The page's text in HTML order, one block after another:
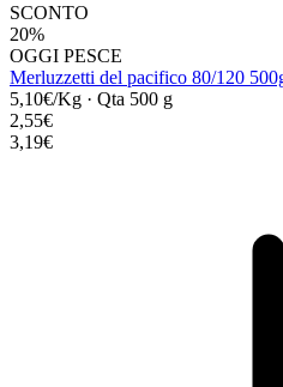
SCONTO
20%
OGGI PESCE
Merluzzetti del pacifico 80/120
5,10€/Kg · Qta 500 g
2,55€
3,19€